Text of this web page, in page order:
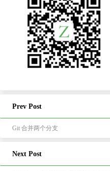
Prev Post
Git 合并两个分支
Next Post